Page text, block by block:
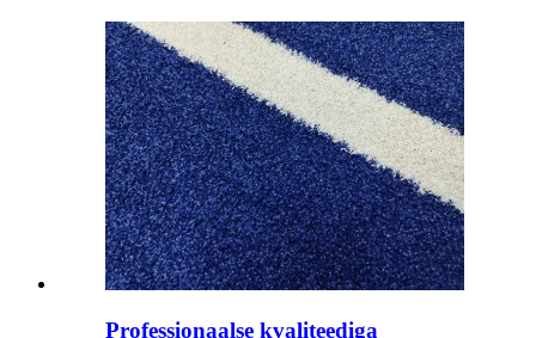
Professionaalse kvaliteediga